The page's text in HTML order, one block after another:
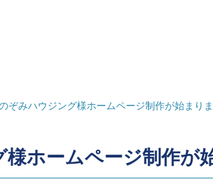
ぞみハウジング様ホームページ制作が始まり
ホームページ制作が